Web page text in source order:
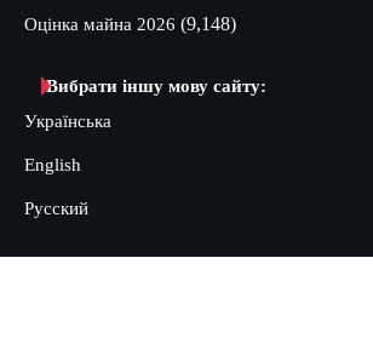
Оцінка майна 2026 (9,148)
Вибрати іншу мову сайту:
Українська
English
Русский